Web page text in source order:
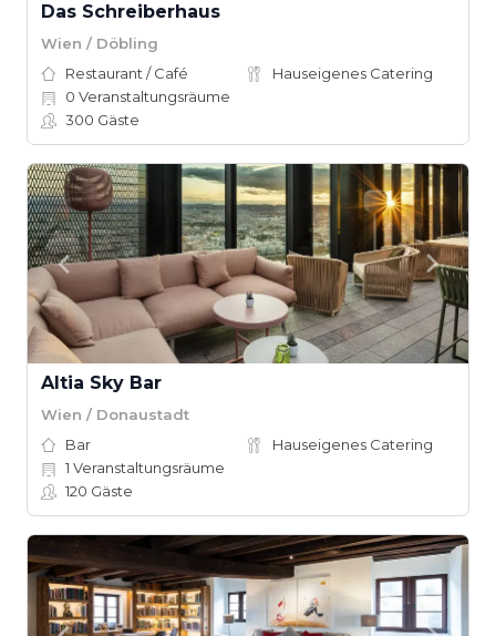
Das Schreiberhaus
Wien / Döbling
Restaurant / Café
Hauseigenes Catering
0 Veranstaltungsräume
300 Gäste
Altia Sky Bar
Wien / Donaustadt
Bar
Hauseigenes Catering
1 Veranstaltungsräume
120 Gäste